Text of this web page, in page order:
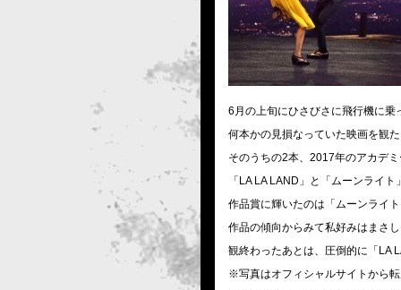
6月の上旬にひさびさに飛行機に乗
何本かの見損なっていた映画を観
そのうちの2本、2017年のアカデ
「LA LA LAND」と「ムーンライト
作品賞に輝いたのは「ムーンライ
作品の傾向からみて私好みはまさ
観終わったあとは、圧倒的に「LA
※写真はオフィシャルサイトから